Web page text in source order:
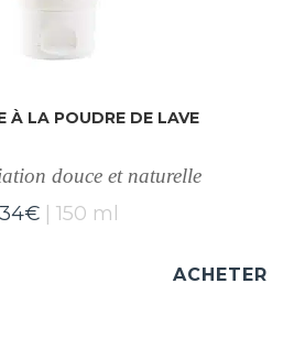
À LA POUDRE DE LAVE
douce et naturelle
34€ 150 ml
ACHETER